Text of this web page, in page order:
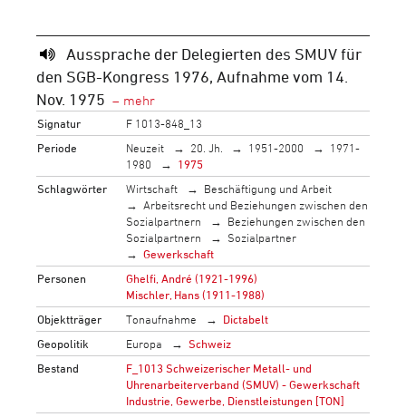
Aussprache der Delegierten des SMUV für
den SGB-Kongress 1976, Aufnahme vom 14.
Nov. 1975
Signatur
F 1013-848_13
Periode
Neuzeit 20. Jh. 1951-2000
1971-
1980
1975
Schlagwörter
Wirtschaft
Beschäftigung und Arbeit
Arbeitsrecht und Beziehungen zwischen den
Sozialpartnern
Beziehungen zwischen den
Sozialpartnern
Sozialpartner
Gewerkschaft
Personen
Ghelfi, André (1921-1996)
Mischler, Hans (1911-1988)
Objektträger
Tonaufnahme
Dictabelt
Geopolitik
Europa
Schweiz
Bestand
F_1013 Schweizerischer Metall- und
Uhrenarbeiterverband (SMUV) - Gewerkschaft
Industrie, Gewerbe, Dienstleistungen [TON]